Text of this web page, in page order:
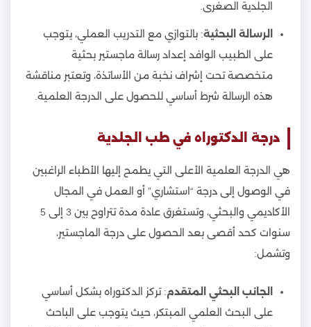
الجلدية الصغرى.
الرسالة البحثية: بالتوازي مع التدريب العملي، يتوجب
على الطبيب الوافد إعداد رسالة ماجستير بحثية
متخصصة تحت إشراف نخبة من الأساتذة، وتعتبر مناقشة
هذه الرسالة شرط أساسي للحصول على الدرجة العلمية.
درجة الدكتوراه في طب الجلدية
هي الدرجة العلمية الأعلى التي يطمح إليها الأطباء الراغبين
في الوصول إلى درجة “استشاري” أو العمل في المجال
الأكاديمي والبحثي، وتستغرق عادة مدة تتراوح بين 3 إلى 5
سنوات كحد أقصى بعد الحصول على درجة الماجستير،
وتشمل:
الجانب البحثي المتقدم: تركز الدكتوراه بشكل أساسي
على البحث العلمي المبتكر، حيث يتوجب على الباحث